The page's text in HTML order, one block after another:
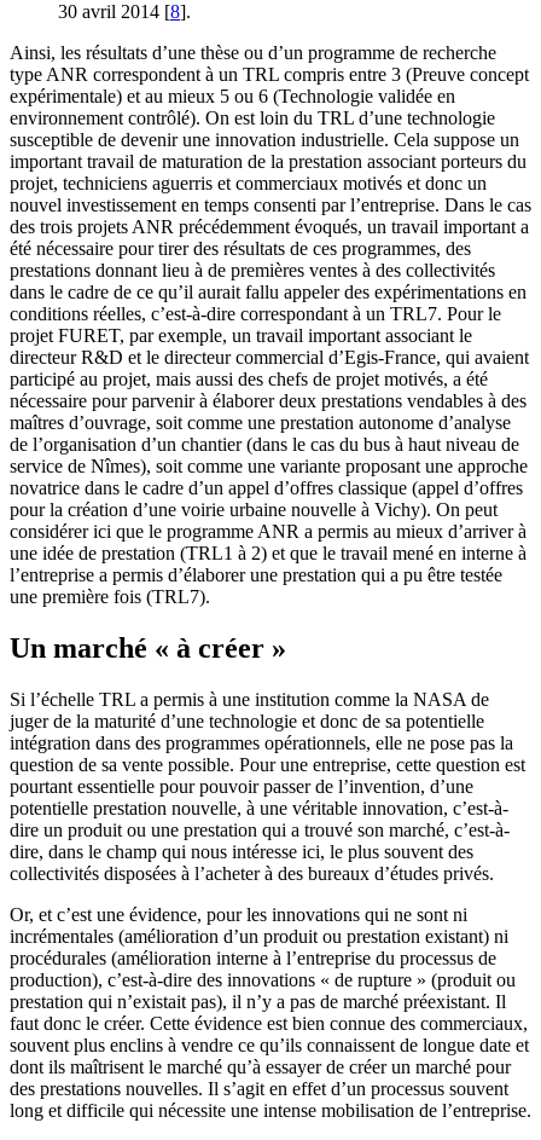
30 avril 2014 [8].
Ainsi, les résultats d’une thèse ou d’un programme de recherche
type ANR correspondent à un TRL compris entre 3 (Preuve concept
expérimentale) et au mieux 5 ou 6 (Technologie validée en
environnement contrôlé). On est loin du TRL d’une technologie
susceptible de devenir une innovation industrielle. Cela suppose un
important travail de maturation de la prestation associant porteurs du
projet, techniciens aguerris et commerciaux motivés et donc un
nouvel investissement en temps consenti par l’entreprise. Dans le cas
des trois projets ANR précédemment évoqués, un travail important a
été nécessaire pour tirer des résultats de ces programmes, des
prestations donnant lieu à de premières ventes à des collectivités
dans le cadre de ce qu’il aurait fallu appeler des expérimentations en
conditions réelles, c’est-à-dire correspondant à un TRL7. Pour le
projet FURET, par exemple, un travail important associant le
directeur R&D et le directeur commercial d’Egis-France, qui avaient
participé au projet, mais aussi des chefs de projet motivés, a été
nécessaire pour parvenir à élaborer deux prestations vendables à des
maîtres d’ouvrage, soit comme une prestation autonome d’analyse
de l’organisation d’un chantier (dans le cas du bus à haut niveau de
service de Nîmes), soit comme une variante proposant une approche
novatrice dans le cadre d’un appel d’offres classique (appel d’offres
pour la création d’une voirie urbaine nouvelle à Vichy). On peut
considérer ici que le programme ANR a permis au mieux d’arriver à
une idée de prestation (TRL1 à 2) et que le travail mené en interne à
l’entreprise a permis d’élaborer une prestation qui a pu être testée
une première fois (TRL7).
Un marché « à créer »
Si l’échelle TRL a permis à une institution comme la NASA de
juger de la maturité d’une technologie et donc de sa potentielle
intégration dans des programmes opérationnels, elle ne pose pas la
question de sa vente possible. Pour une entreprise, cette question est
pourtant essentielle pour pouvoir passer de l’invention, d’une
potentielle prestation nouvelle, à une véritable innovation, c’est-à-
dire un produit ou une prestation qui a trouvé son marché, c’est-à-
dire, dans le champ qui nous intéresse ici, le plus souvent des
collectivités disposées à l’acheter à des bureaux d’études privés.
Or, et c’est une évidence, pour les innovations qui ne sont ni
incrémentales (amélioration d’un produit ou prestation existant) ni
procédurales (amélioration interne à l’entreprise du processus de
production), c’est-à-dire des innovations « de rupture » (produit ou
prestation qui n’existait pas), il n’y a pas de marché préexistant. Il
faut donc le créer. Cette évidence est bien connue des commerciaux,
souvent plus enclins à vendre ce qu’ils connaissent de longue date et
dont ils maîtrisent le marché qu’à essayer de créer un marché pour
des prestations nouvelles. Il s’agit en effet d’un processus souvent
long et difficile qui nécessite une intense mobilisation de l’entreprise.